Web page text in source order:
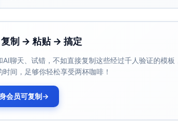
名年少成名的建筑设计师，母亲失踪多年，独自抚养患
浪漫邂逅中被自己习惯的规则打破。
尽全力保护弟弟，同时渴望找到一个真正懂她的灵魂伴
过于苛求控制，难以信任他人。
从害怕直面过去选择的代价到学会放手与解脱。
制 → 粘贴 → 搞定
AI聊天、试错，不如直接复制这些经过千人验证的模
间，足够你轻松享受两杯咖啡！
会员可复制→